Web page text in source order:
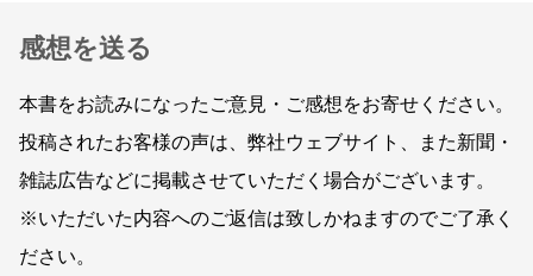
感想を送る
本書をお読みになったご意見・ご感想をお寄せください。
投稿されたお客様の声は、弊社ウェブサイト、また新聞・
雑誌広告などに掲載させていただく場合がございます。
※いただいた内容へのご返信は致しかねますのでご了承く
ださい。